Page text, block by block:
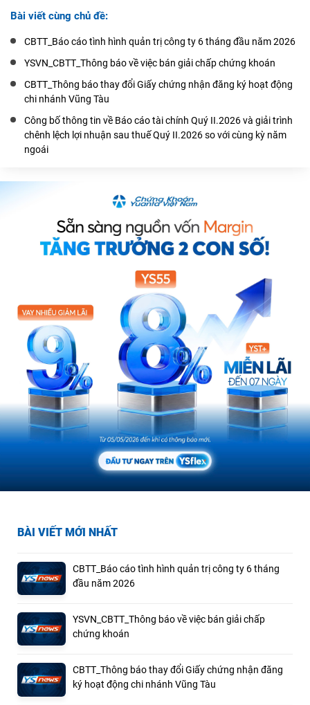
BÀI VIẾT MỚI NHẤT
CBTT_Báo cáo tình hình quản trị công ty 6 tháng
đầu năm 2026
YSVN_CBTT_Thông báo về việc bán giải chấp
chứng khoán
CBTT_Thông báo thay đổi Giấy chứng nhận đăng
ký hoạt động chi nhánh Vũng Tàu
Bài viết cùng chủ đề:
CBTT_Báo cáo tình hình quản trị công ty 6 tháng đầu năm 2026
YSVN_CBTT_Thông báo về việc bán giải chấp chứng khoán
CBTT_Thông báo thay đổi Giấy chứng nhận đăng ký hoạt động
chi nhánh Vũng Tàu
Công bố thông tin về Báo cáo tài chính Quý II.2026 và giải trình
chênh lệch lợi nhuận sau thuế Quý II.2026 so với cùng kỳ năm
ngoái